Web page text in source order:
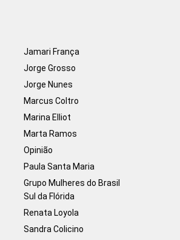
Jamari França
Jorge Grosso
Jorge Nunes
Marcus Coltro
Marina Elliot
Marta Ramos
Opinião
Paula Santa Maria
Grupo Mulheres do Brasil
Sul da Flórida
Renata Loyola
Sandra Colicino